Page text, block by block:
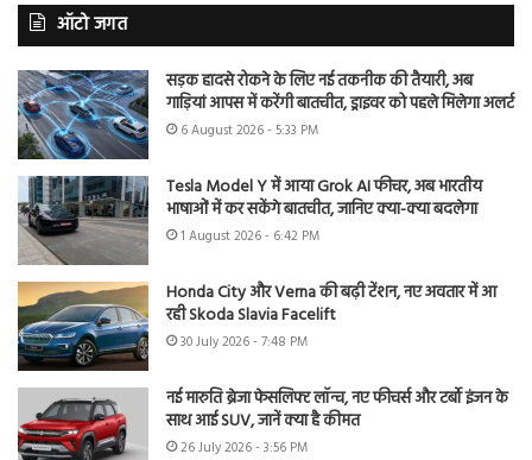
ऑटो जगत
सड़क हादसे रोकने के लिए नई तकनीक की तैयारी, अब
गाड़ियां आपस में करेंगी बातचीत, ड्राइवर को पहले मिलेगा अलर्ट
6 August 2026 - 5:33 PM
Tesla Model Y में आया Grok AI फीचर, अब भारतीय
भाषाओं में कर सकेंगे बातचीत, जानिए क्या-क्या बदलेगा
1 August 2026 - 6:42 PM
Honda City और Verna की बढ़ी टेंशन, नए अवतार में आ
रही Skoda Slavia Facelift
30 July 2026 - 7:48 PM
नई मारुति ब्रेजा फेसलिफ्ट लॉन्च, नए फीचर्स और टर्बो इंजन के
साथ आई SUV, जानें क्या है कीमत
26 July 2026 - 3:56 PM